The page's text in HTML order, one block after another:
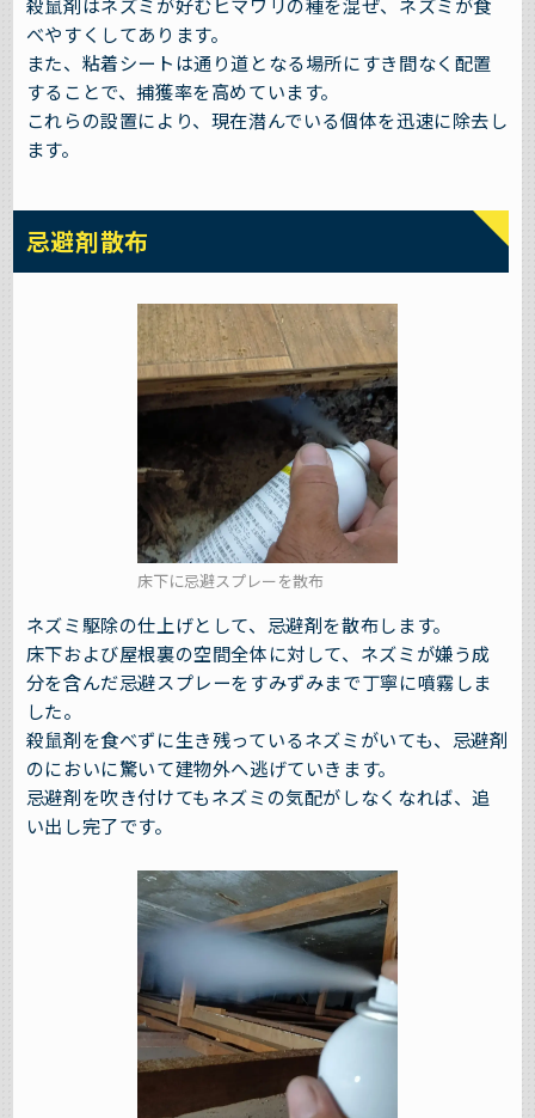
べやすくしてあります。
また、粘着シートは通り道となる場所にすき間なく配置
することで、捕獲率を高めています。
これらの設置により、現在潜んでいる個体を迅速に除去し
ます。
忌避剤散布
床下に忌避スプレーを散布
ネズミ駆除の仕上げとして、忌避剤を散布します。
床下および屋根裏の空間全体に対して、ネズミが嫌う成
分を含んだ忌避スプレーをすみずみまで丁寧に噴霧しま
した。
殺鼠剤を食べずに生き残っているネズミがいても、忌避剤
のにおいに驚いて建物外へ逃げていきます。
忌避剤を吹き付けてもネズミの気配がしなくなれば、追
い出し完了です。